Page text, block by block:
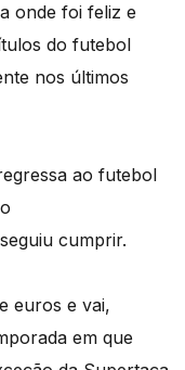
onde foi feliz e
do futebol
nos últimos
ao futebol
cumprir.
euros e vai,
em que